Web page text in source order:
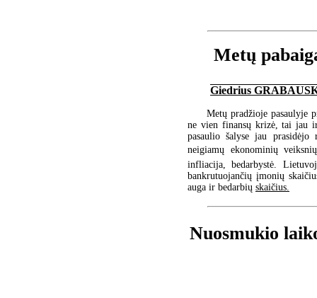
Metų
Giedrius
Metų pradžioje pasaulyje
ne vien finansų krizė, tai jau
pasaulio šalyse jau
neigiamų ekonominių
infliacija, bedarbystė.
bankrutuojančių įmonių
auga ir bedarbių skaičius.
Nuosmukio